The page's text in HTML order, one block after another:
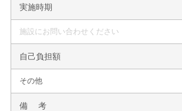
実施時期
施設にお問い合わせください
自己負担額
その他
備 考